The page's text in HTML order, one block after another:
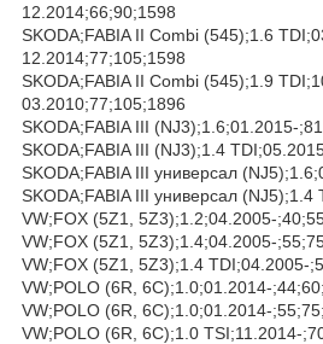
12.2014;66;90;1598
SKODA;FABIA II Combi (545);1.6
12.2014;77;105;1598
SKODA;FABIA II Combi (545);1.9
03.2010;77;105;1896
SKODA;FABIA III (NJ3);1.6;01.2015-
SKODA;FABIA III (NJ3);1.4
SKODA;FABIA III универсал
SKODA;FABIA III универсал
VW;FOX (5Z1, 5Z3);1.2;04.2005-
VW;FOX (5Z1, 5Z3);1.4;04.2005-
VW;FOX (5Z1, 5Z3);1.4 TDI;04.2005-
VW;POLO (6R, 6C);1.0;01.2014-
VW;POLO (6R, 6C);1.0;01.2014-
VW;POLO (6R, 6C);1.0 TSI;11.2014-